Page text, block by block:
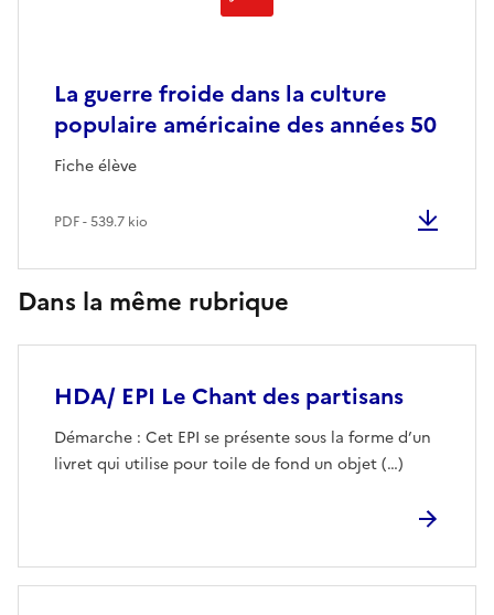
La guerre froide dans la culture
populaire américaine des années 50
Fiche élève
PDF - 539.7 kio
Dans la même rubrique
HDA/ EPI Le Chant des partisans
Démarche : Cet EPI se présente sous la forme d’un
livret qui utilise pour toile de fond un objet (…)